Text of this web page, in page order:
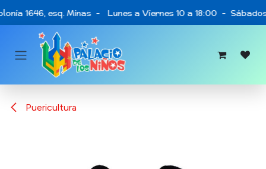
Ir al contenido
1646, esq. Minas - Lunes a Viernes 10 a 18:00 - Sábados
Puericultura